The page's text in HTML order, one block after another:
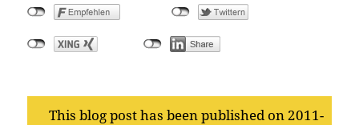
This blog post has been published on 2011-